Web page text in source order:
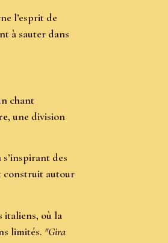
l’esprit de
à sauter dans
chant
, une division
des
construit autour
italiens, où la
limités. "Gira